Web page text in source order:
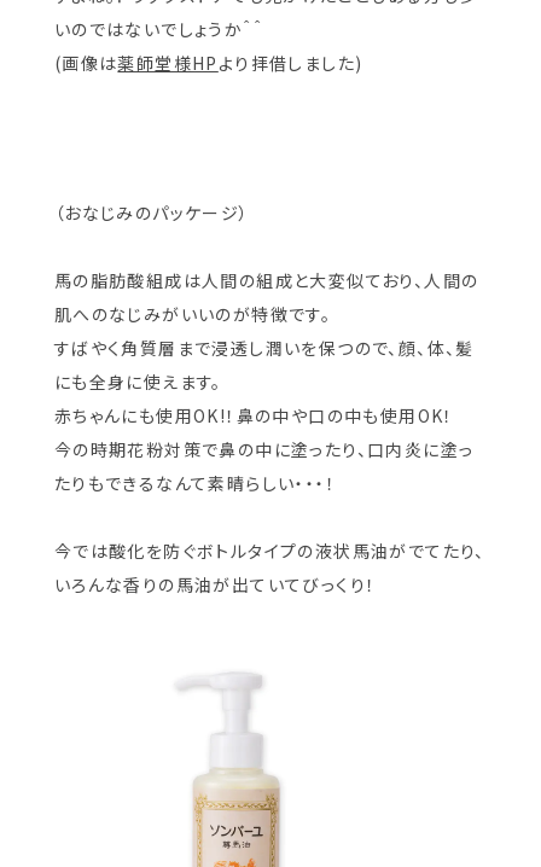
いのではないでしょうか＾＾
(画像は薬師堂様HP より拝借しました)
（おなじみのパッケージ）
馬の脂肪酸組成は人間の組成と大変似ており、人間の
肌へのなじみがいいのが特徴です。
すばやく角質層まで浸透し潤いを保つので、顔、体、髪
にも全身に使えます。
赤ちゃんにも使用OK!！鼻の中や口の中も使用OK！
今の時期花粉対策で鼻の中に塗ったり、口内炎に塗っ
たりもできるなんて素晴らしい・・・！
今では酸化を防ぐボトルタイプの液状馬油がでてたり、
いろんな香りの馬油が出ていてびっくり！